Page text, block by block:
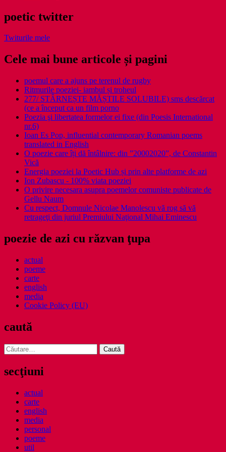
poetic twitter
Twiturile mele
Cele mai bune articole și pagini
poemul care a ajuns pe terenul de rugby
Ritmurile poeziei- iambul și troheul
277/ STÂRNEȘTE MĂȘTILE SOLUBILE) sms descărcat
(ce a început ca un film porno
Poezia şi libertatea formelor ei fixe (din Poesis International
nr.6)
Ioan Es Pop, influential contemporary Romanian poems
translated in English
O poezie care îți dă întâlnire: din ”20002020”, de Constantin
Vică
Energia poeziei la Poetic Hub și prin alte platforme de azi
Ion Zubascu - 100% viata poeziei
O privire necesara asupra poemelor comuniste publicate de
Gellu Naum
Cu respect, Domnule Nicolae Manolescu vă rog să vă
retrageţi din juriul Premiului Naţional Mihai Eminescu
poezie de azi cu răzvan ţupa
actual
poeme
carte
english
media
Cookie Policy (EU)
caută
Caută
după:
secţiuni
actual
carte
english
media
personal
poeme
util